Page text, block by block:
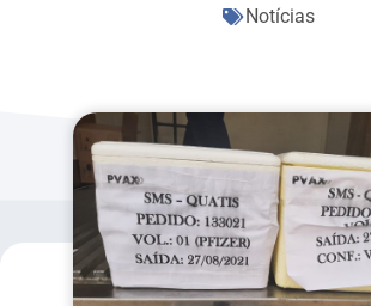
Notícias